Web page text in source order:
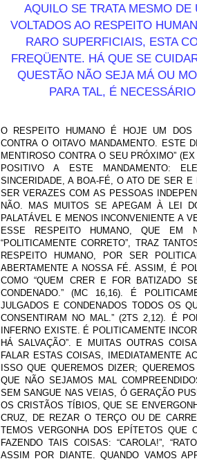
AQUILO SE TRATA MESMO
VOLTADOS AO RESPEITO
RARO SUPERFICIAIS, ESTA
FREQÜENTE. HÁ QUE SE
QUESTÃO NÃO SEJA MÁ OU
PARA TAL, É
O RESPEITO HUMANO É HOJE UM DOS
CONTRA O OITAVO MANDAMENTO. ESTE
MENTIROSO CONTRA O SEU PRÓXIMO”
POSITIVO A ESTE MANDAMENTO:
SINCERIDADE, A BOA-FÉ, O ATO DE SER
SER VERAZES COM AS PESSOAS
NÃO. MAS MUITOS SE APEGAM À LEI
PALATÁVEL E MENOS INCONVENIENTE A
ESSE RESPEITO HUMANO, QUE EM
“POLITICAMENTE CORRETO”, TRAZ
RESPEITO HUMANO, POR SER
ABERTAMENTE A NOSSA FÉ. ASSIM, É
COMO “QUEM CRER E FOR BATIZADO
CONDENADO.” (MC 16,16). É
JULGADOS E CONDENADOS TODOS OS
CONSENTIRAM NO MAL.” (2TS 2,12). É
INFERNO EXISTE. É POLITICAMENTE
HÁ SALVAÇÃO”. E MUITAS OUTRAS
FALAR ESTAS COISAS, IMEDIATAMENTE
ISSO QUE QUEREMOS DIZER;
QUE NÃO SEJAMOS MAL
SEM SANGUE NAS VEIAS, Ó GERAÇÃO
OS CRISTÃOS TÍBIOS, QUE SE
CRUZ, DE REZAR O TERÇO OU DE
TEMOS VERGONHA DOS EPÍTETOS
FAZENDO TAIS COISAS: “CAROLA!”,
ASSIM POR DIANTE. QUANDO VAMOS